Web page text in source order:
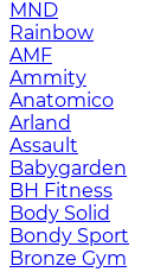
MND
Rainbow
AMF
Ammity
Anatomico
Arland
Assault
Babygarden
BH Fitness
Body Solid
Bondy Sport
Bronze Gym